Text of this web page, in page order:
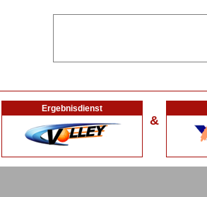
Ergebnisdienst
&